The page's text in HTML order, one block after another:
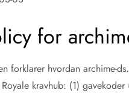
for
forklarer hvordan archime-
kravhub: (1)